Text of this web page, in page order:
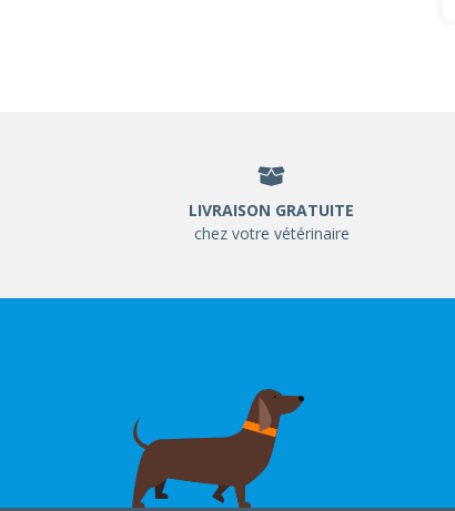
LIVRAISON GRATUITE
chez votre vétérinaire